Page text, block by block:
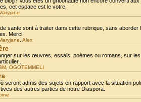
cet espace est le votre.
sante sont à traiter dans cette rubrique, sans
Merci
Alex
sur les œuvres, essais, poèmes ou romans, sur
OGOTEMMELI
seront admis des sujets en rapport avec la situation
des autres parties de notre Diaspora.